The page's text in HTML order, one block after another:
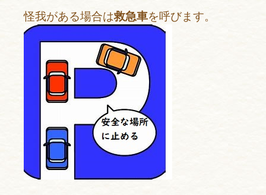
怪我がある場合は救急車を呼びます。